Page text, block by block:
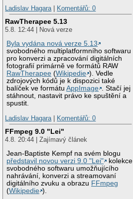
Ladislav Hagara| Komentářů: 0
RawTherapee 5.13
5.8. 12:44 | Nová verze
Byla vydána nová verze 5.13
svobodného multiplatformního softwaru
pro konverzi a zpracování digitálních
fotografií primárně ve formátů RAW
RawTherapee (Wikipedie ). Vedle
zdrojových kódů je k dispozici také
balíček ve formátuAppImage . Stačí jej
stáhnout, nastavit právo ke spuštění a
spustit.
Ladislav Hagara| Komentářů: 0
FFmpeg 9.0 "Lei"
4.8. 20:44 | Zajímavý článek
Jean-Baptiste Kempf na svém blogu
představil novou verzi 9.0 "Lei"
kolekce
svobodného softwaru umožňujícího
nahrávání, konverzi a streamovaní
digitálního zvuku a obrazu FFmpeg
(Wikipedie ).